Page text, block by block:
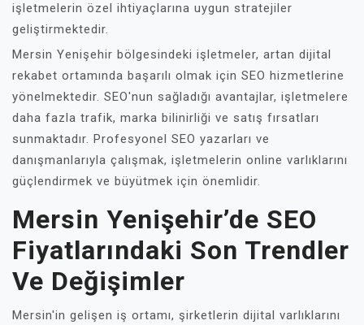
işletmelerin özel ihtiyaçlarına uygun stratejiler
geliştirmektedir.
Mersin Yenişehir bölgesindeki işletmeler, artan dijital
rekabet ortamında başarılı olmak için SEO hizmetlerine
yönelmektedir. SEO'nun sağladığı avantajlar, işletmelere
daha fazla trafik, marka bilinirliği ve satış fırsatları
sunmaktadır. Profesyonel SEO yazarları ve
danışmanlarıyla çalışmak, işletmelerin online varlıklarını
güçlendirmek ve büyütmek için önemlidir.
Mersin Yenişehir’de SEO
Fiyatlarındaki Son Trendler
Ve Değişimler
Mersin'in gelişen iş ortamı, şirketlerin dijital varlıklarını